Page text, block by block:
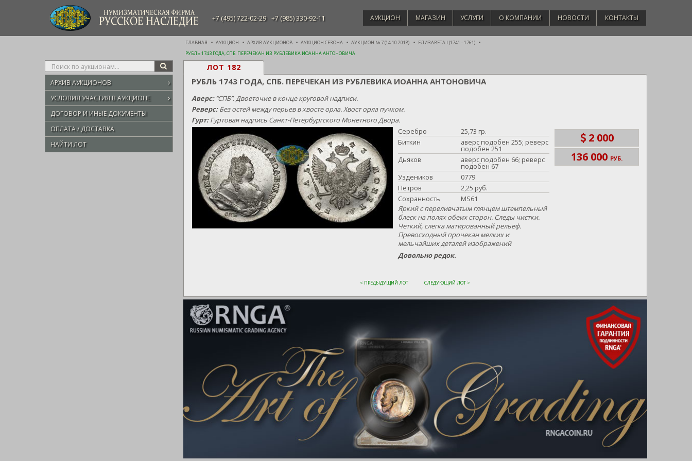
НУМИЗМАТИЧЕСКАЯ ФИРМА
РУССКОЕ НАСЛЕДИЕ +7 (495) 722-02-29 +7 (985) 330-92-11 АУКЦИОН МАГАЗИН УСЛУГИ О КОМПАНИИ НОВОСТИ КОНТАКТЫ
ГЛАВНАЯ АУКЦИОН АРХИВ АУКЦИОНОВ АУКЦИОН СЕЗОНА АУКЦИОН № 7 (14.10.2018)
ЕЛИЗАВЕТА I (1741 - 1761)
РУБЛЬ 1743 ГОДА, СПБ. ПЕРЕЧЕКАН ИЗ РУБЛЕВИКА ИОАННА АНТОНОВИЧА
Type
your
search
here
SEARCH
АРХИВ АУКЦИОНОВ
УСЛОВИЯ УЧАСТИЯ В АУКЦИОНЕ
ДОГОВОР И ИНЫЕ ДОКУМЕНТЫ
ОПЛАТА / ДОСТАВКА
НАЙТИ ЛОТ
ЛОТ 182
РУБЛЬ 1743 ГОДА, СПБ. ПЕРЕЧЕКАН ИЗ РУБЛЕВИКА ИОАННА АНТОНОВИЧА
Аверс:“СПБ”. Двоеточие в конце круговой надписи.
Реверс:Без остей между перьев в хвосте орла. Хвост орла пучком.
Гурт:Гуртовая надпись Санкт-Петербургского Монетного Двора.
Серебро
25,73 гр.
Биткин
аверс подобен 255; реверс
подобен 251
Дьяков
аверс подобен 66; реверс
подобен 67
Уздеников
0779
Петров
2,25 руб.
Сохранность
MS61
Яркий с переливчатым глянцем штемпельный
блеск на полях обеих сторон. Следы чистки.
Четкий, слегка матированный рельеф.
Превосходный прочекан мелких и
мельчайших деталей изображений
Довольно редок.
2 000
136 000 РУБ.
< ПРЕДЫДУЩИЙ ЛОТ СЛЕДУЮЩИЙ ЛОТ >